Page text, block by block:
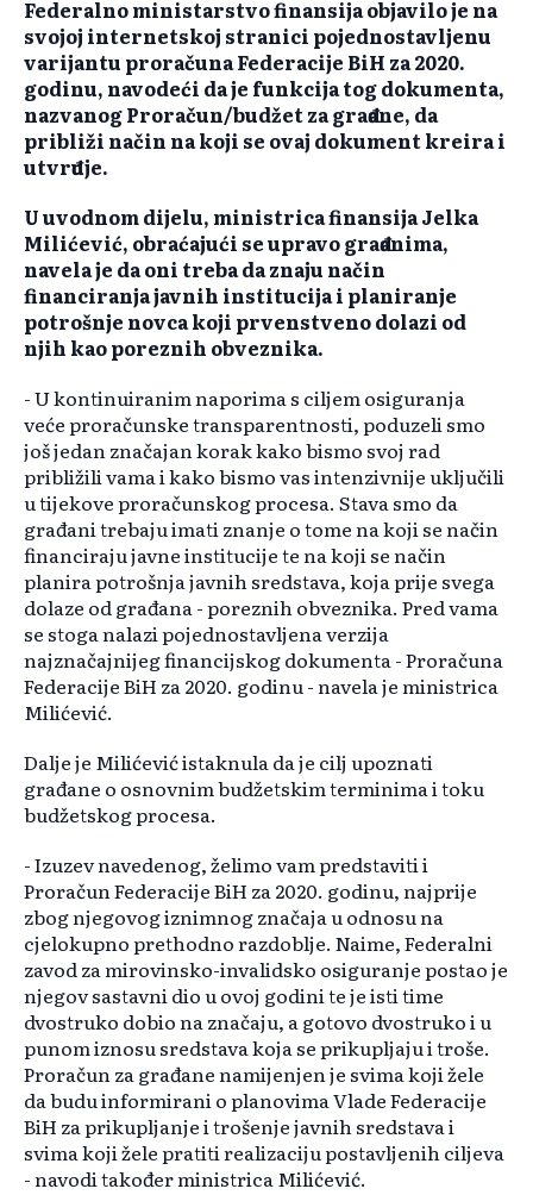
Federalno ministarstvo finansija objavilo je na
svojoj internetskoj stranici pojednostavljenu
varijantu proračuna Federacije BiH za 2020.
godinu, navodeći da je funkcija tog dokumenta,
nazvanog Proračun/budžet za građane, da
približi način na koji se ovaj dokument kreira i
utvrđuje.
U uvodnom dijelu, ministrica finansija Jelka
Milićević, obraćajući se upravo građanima,
navela je da oni treba da znaju način
financiranja javnih institucija i planiranje
potrošnje novca koji prvenstveno dolazi od
njih kao poreznih obveznika.
- U kontinuiranim naporima s ciljem osiguranja
veće proračunske transparentnosti, poduzeli smo
još jedan značajan korak kako bismo svoj rad
približili vama i kako bismo vas intenzivnije uključili
u tijekove proračunskog procesa. Stava smo da
građani trebaju imati znanje o tome na koji se način
financiraju javne institucije te na koji se način
planira potrošnja javnih sredstava, koja prije svega
dolaze od građana - poreznih obveznika. Pred vama
se stoga nalazi pojednostavljena verzija
najznačajnijeg financijskog dokumenta - Proračuna
Federacije BiH za 2020. godinu - navela je ministrica
Milićević.
Dalje je Milićević istaknula da je cilj upoznati
građane o osnovnim budžetskim terminima i toku
budžetskog procesa.
- Izuzev navedenog, želimo vam predstaviti i
Proračun Federacije BiH za 2020. godinu, najprije
zbog njegovog iznimnog značaja u odnosu na
cjelokupno prethodno razdoblje. Naime, Federalni
zavod za mirovinsko-invalidsko osiguranje postao je
njegov sastavni dio u ovoj godini te je isti time
dvostruko dobio na značaju, a gotovo dvostruko i u
punom iznosu sredstava koja se prikupljaju i troše.
Proračun za građane namijenjen je svima koji žele
da budu informirani o planovima Vlade Federacije
BiH za prikupljanje i trošenje javnih sredstava i
svima koji žele pratiti realizaciju postavljenih ciljeva
- navodi također ministrica Milićević.